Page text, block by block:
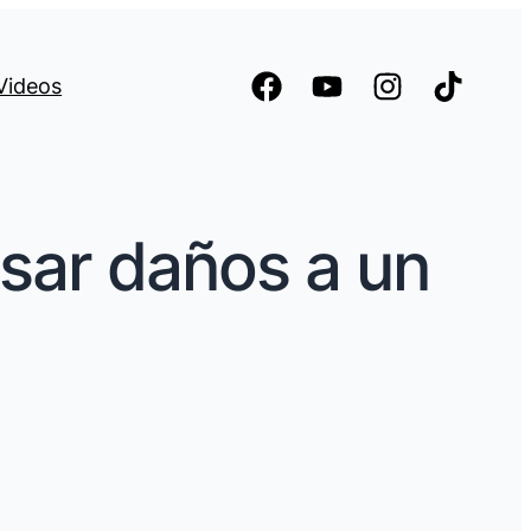
daños a un